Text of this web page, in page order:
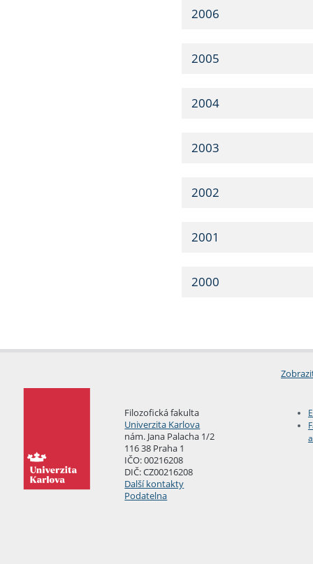
2006
2005
2004
2003
2002
2001
2000
Filozofická fakulta
Univerzita Karlova
nám. Jana Palacha 1/2
116 38 Praha 1
IČO: 00216208
DIČ: CZ00216208
Další kontakty
Podatelna